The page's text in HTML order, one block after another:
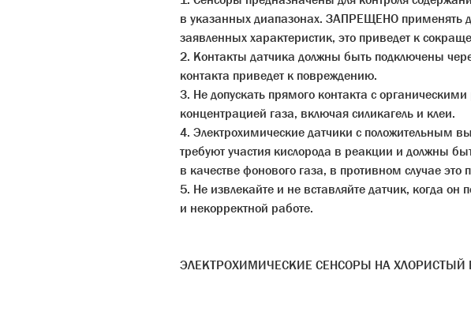
в указанных диапазонах. ЗАПРЕЩЕНО применять
заявленных характеристик, это приведет к
2. Контакты датчика должны быть подключены
контакта приведет к повреждению.
3. Не допускать прямого контакта с
концентрацией газа, включая силикагель и клеи.
4. Электрохимические датчики с положительным
требуют участия кислорода в реакции и должны
в качестве фонового газа, в противном случае
5. Не извлекайте и не вставляйте датчик, когда
и некорректной работе.
ЭЛЕКТРОХИМИЧЕСКИЕ СЕНСОРЫ НА ХЛОРИСТЫЙ